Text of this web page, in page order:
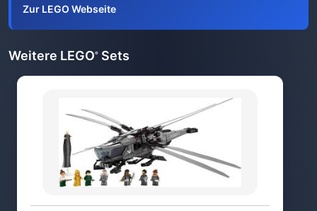
Zur LEGO Webseite
Weitere LEGO® Sets